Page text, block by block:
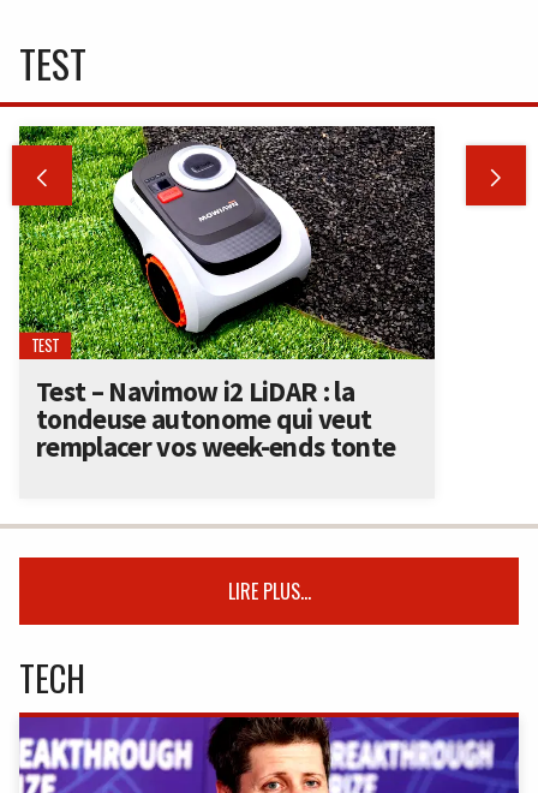
TEST
 
TEST
Test – Navimow i2 LiDAR : la
tondeuse autonome qui veut
remplacer vos week-ends tonte
LIRE PLUS...
TECH